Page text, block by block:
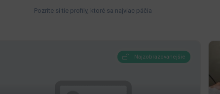
Pozrite si tie profily, ktoré sa najviac páčia
Najzobrazovanejšie